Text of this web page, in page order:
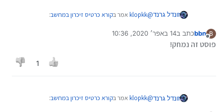
זונדל גרנד@
klopkk אמר בקורא כרטיס זיכרון במחשב:
B
bbnכתב ב14 באפר׳ 2020, 10:36
נערך לאחרונה על ידי
פוסט זה נמחק!
1
זונדל גרנד@
klopkk אמר בקורא כרטיס זיכרון במחשב: